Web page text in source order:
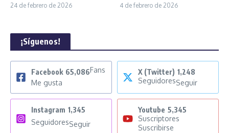
24 de febrero de 2026 4 de febrero de 2026
¡Síguenos!
Facebook 65,086Fans
Me gusta
X (Twitter) 1,248
SeguidoresSeguir
Instagram 1,345
SeguidoresSeguir
Youtube 5,345
Suscriptores
Suscribirse